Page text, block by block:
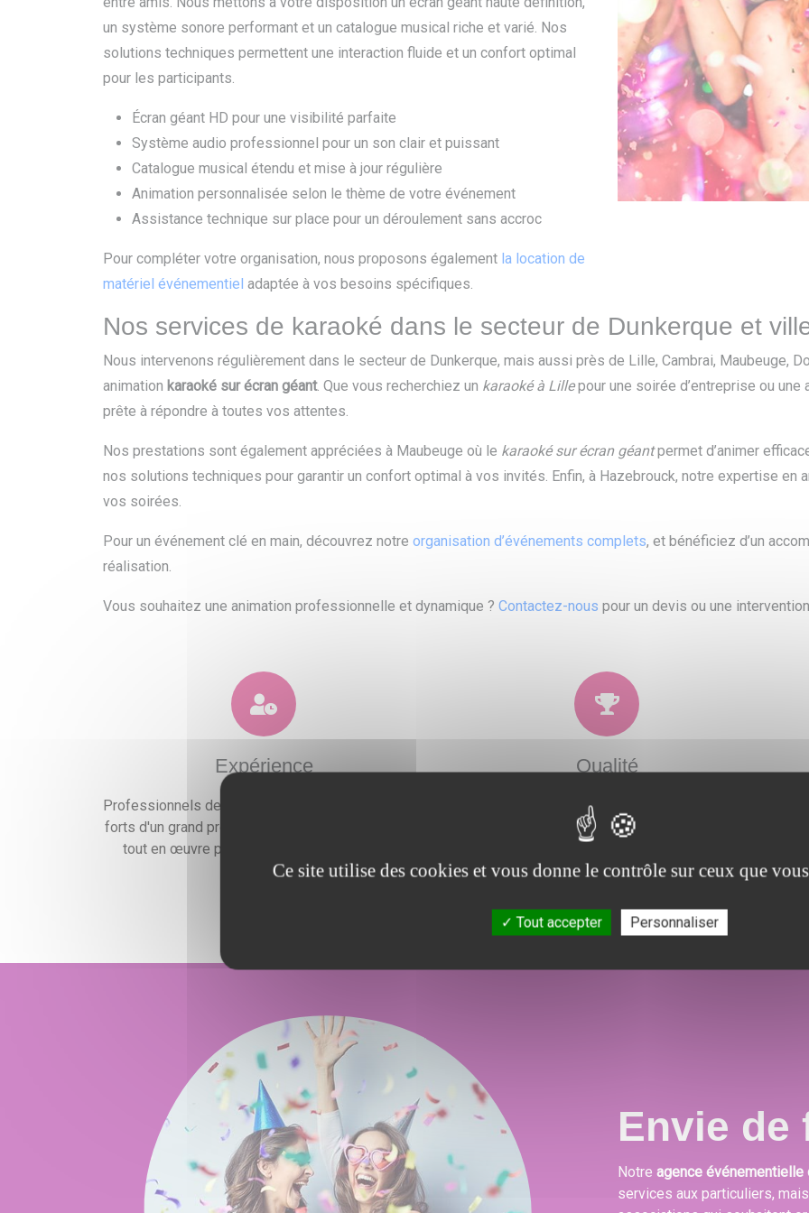
un système sonore performant et un catalogue musical riche et varié. Nos
solutions techniques permettent une interaction fluide et un confort optimal
pour les participants.
Écran géant HD pour une visibilité parfaite
Système audio professionnel pour un son clair et puissant
Catalogue musical étendu et mise à jour régulière
Animation personnalisée selon le thème de votre événement
Assistance technique sur place pour un déroulement sans accroc
Pour compléter votre organisation, nous proposons également la location de
matériel événementiel adaptée à vos besoins spécifiques.
Nos services de karaoké dans le secteur de Dunkerque et
Nous intervenons régulièrement dans le secteur de Dunkerque, mais aussi près de Lille, Cambrai, Maubeuge,
animation karaoké sur écran géant. Que vous recherchiez un karaoké à Lillepour une soirée d’entreprise ou
prête à répondre à toutes vos attentes.
Nos prestations sont également appréciées à Maubeuge où le karaoké sur écran géantpermet d’animer
nos solutions techniques pour garantir un confort optimal à vos invités. Enfin, à Hazebrouck, notre expertise
vos soirées.
Pour un événement clé en main, découvrez notre organisation d’événements complets, et bénéficiez d’un
réalisation.
Vous souhaitez une animation professionnelle et dynamique ? Contactez-nous pour un devis ou une
Expérience
Professionnels de l'événementiel expérimentés et
forts d'un grand professionnalisme, nous mettrons
tout en œuvre pour satisfaire vos exigences.
Qualité
Soucieux de la satisfaction de nos clients, nous
proposons un large choix de prestations qui
festives.
Envie de
Notre agence
services aux particuliers,
Ce site utilise des cookies et vous donne le contrôle sur ceux que
Tout accepter Personnaliser